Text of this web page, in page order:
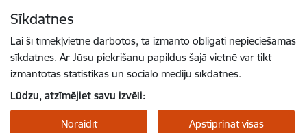
Sīkdatnes
Lai šī tīmekļvietne darbotos, tā izmanto obligāti nepieciešamās
sīkdatnes. Ar Jūsu piekrišanu papildus šajā vietnē var tikt
izmantotas statistikas un sociālo mediju sīkdatnes.
Lūdzu, atzīmējiet savu izvēli:
Noraidīt Apstiprināt visas